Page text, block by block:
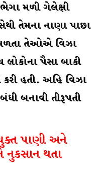
મળી ગેલેક્ષી
તેમના નાણા પાછા
મળતા તેઓએ વિઝા
પૈસા બાકી
હતી. અહિ વિઝા
બનાવી તીરૂપતી
પાણી અને
નુકસાન થતા